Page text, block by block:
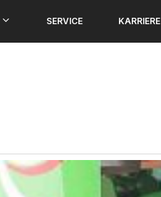
SERVICE KARRIERE